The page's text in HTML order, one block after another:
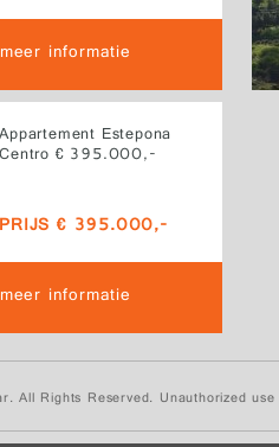
meer informatie
Appartement Estepona
Centro € 395.000,-
PRIJS € 395.000,-
meer informatie
All Rights Reserved. Unauthorized